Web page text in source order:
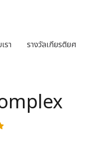
รา รางวัลเกียรติยศ